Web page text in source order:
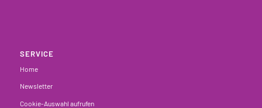
SERVICE
Home
Newsletter
Cookie-Auswahl aufrufen